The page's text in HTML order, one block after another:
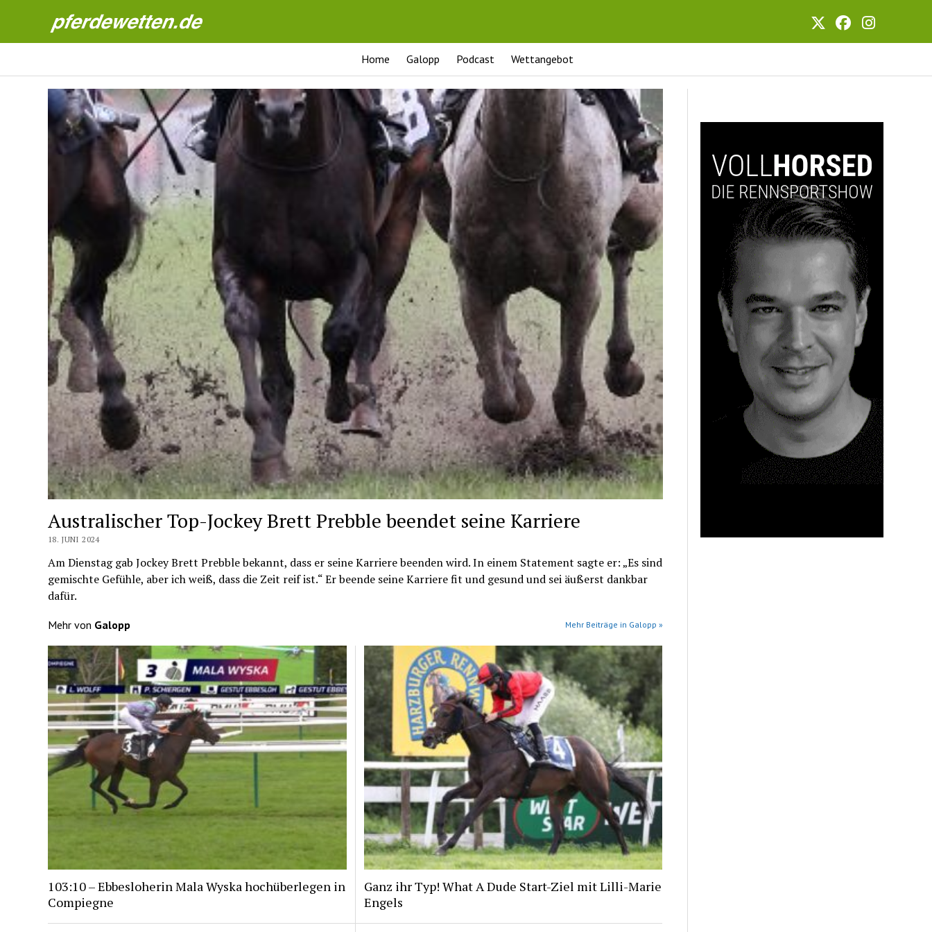
Pferdewetten News
Home Galopp Podcast Wettangebot
Australischer Top-Jockey Brett Prebble beendet seine Karriere
18. JUNI 2024
Am Dienstag gab Jockey Brett Prebble bekannt, dass er seine Karriere beenden wird. In einem Statement sagte er: „Es sind
gemischte Gefühle, aber ich weiß, dass die Zeit reif ist.“ Er beende seine Karriere fit und gesund und sei äußerst dankbar
dafür.
Mehr von Galopp Mehr Beiträge in Galopp »
103:10 – Ebbesloherin Mala Wyska hochüberlegen in
Compiegne
Ganz ihr Typ! What A Dude Start-Ziel mit Lilli-Marie
Engels